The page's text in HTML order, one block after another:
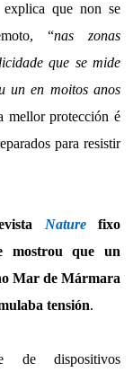
que non se
“nas zonas
que se mide
un en moitos anos
mellor protección é
para resistir
Nature
fixo
mostrou que un
Mar de Mármara
tensión.
de dispositivos